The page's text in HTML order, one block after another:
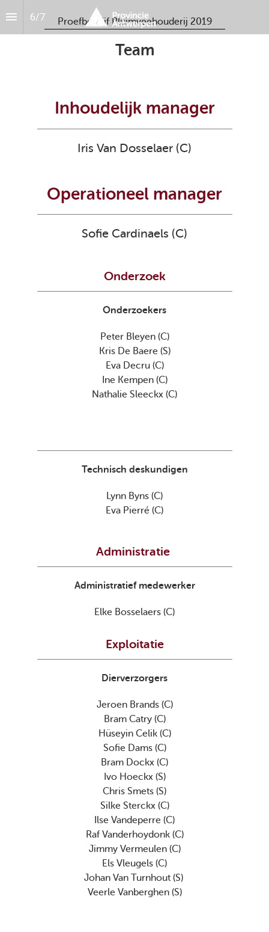
6/7 Proefbedrijf Pluimveehouderij 2019
Team
Inhoudelijk manager
Iris Van Dosselaer (C)
Operationeel manager
Sofie Cardinaels (C)
Onderzoek
Onderzoekers
Peter Bleyen (C)
Kris De Baere (S)
Eva Decru (C)
Ine Kempen (C)
Nathalie Sleeckx (C)
Technisch deskundigen
Lynn Byns (C)
Eva Pierré (C)
Administratie
Administratief medewerker
Elke Bosselaers (C)
Exploitatie
Dierverzorgers
Jeroen Brands (C)
Bram Catry (C)
Hüseyin Celik (C)
Sofie Dams (C)
Bram Dockx (C)
Ivo Hoeckx (S)
Chris Smets (S)
Silke Sterckx (C)
Ilse Vandeperre (C)
Raf Vanderhoydonk (C)
Jimmy Vermeulen (C)
Els Vleugels (C)
Johan Van Turnhout (S)
Veerle Vanberghen (S)